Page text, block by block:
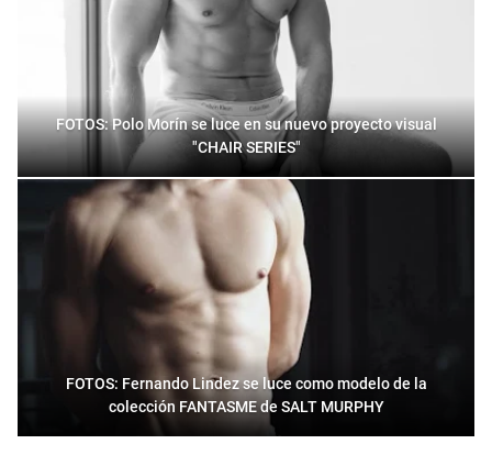
FOTOS: Polo Morín se luce en su nuevo proyecto visual
"CHAIR SERIES"
FOTOS: Fernando Lindez se luce como modelo de la
colección FANTASME de SALT MURPHY